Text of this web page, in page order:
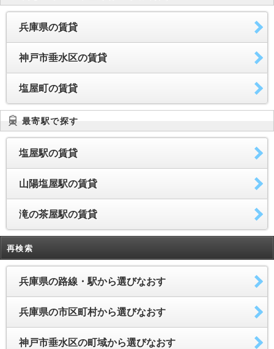
兵庫県の賃貸
神戸市垂水区の賃貸
塩屋町の賃貸
最寄駅で探す
塩屋駅の賃貸
山陽塩屋駅の賃貸
滝の茶屋駅の賃貸
再検索
兵庫県の路線・駅から選びなおす
兵庫県の市区町村から選びなおす
神戸市垂水区の町域から選びなおす